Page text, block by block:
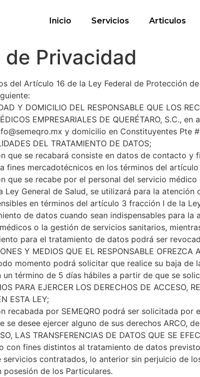
Inicio Servicios Articulos
de Privacidad
del Artículo 16 de la Ley Federal de Protección
Y DOMICILIO DEL RESPONSABLE QUE LOS
EMPRESARIALES DE QUERÉTARO,
y domicilio en Constituyentes Pte
DEL TRATAMIENTO DE DATOS;
que se recabará consiste en datos de contacto
fines mercadotécnicos en los términos del
que se recabe por el personal del servicio
Ley General de Salud, se utilizará para la
en términos del artículo 3 fracción I de la
de datos cuando sean indispensables para
o la gestión de servicios sanitarios,
para el tratamiento de datos podrá ser
Y MEDIOS QUE EL RESPONSABLE
momento podrá solicitar que realice su baja de
un término de 5 días hábiles a partir de que se
PARA EJERCER LOS DERECHOS DE ACCESO,
ESTA LEY;
recabada por SEMEQRO podrá ser solicitada
se desee ejercer alguno de sus derechos ARCO,
LAS TRANSFERENCIAS DE DATOS QUE SE
con fines distintos al tratamiento de datos
servicios contratados, lo anterior sin perjuicio de
posesión de los Particulares.